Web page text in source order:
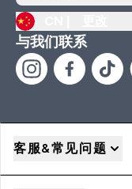
与我们联系
客服&常见问题